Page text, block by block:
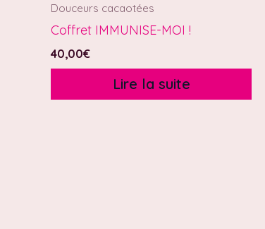
Douceurs cacaotées
Coffret IMMUNISE-MOI !
40,00€
Lire la suite